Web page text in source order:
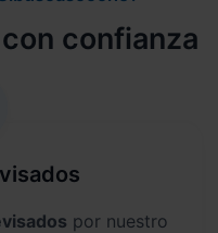
confianza
por nuestro